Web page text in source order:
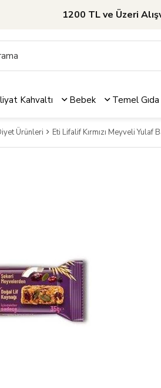
1200 TL ve Üzeri
Kahvaltı Bebek Temel Gıda
Ürünleri Eti Lifalif Kırmızı Meyveli Yulaf